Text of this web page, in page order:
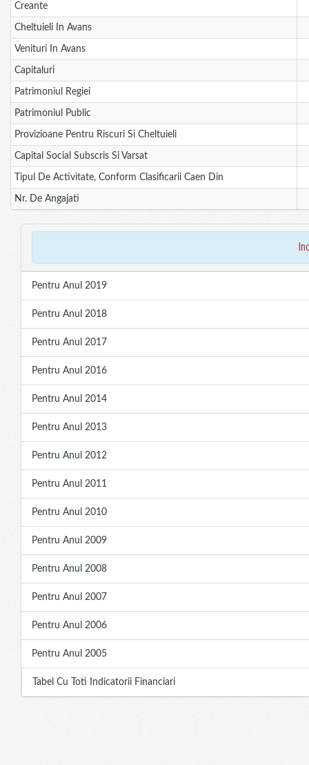
Creante
Cheltuieli In Avans
Venituri In Avans
Capitaluri
Patrimoniul Regiei
Patrimoniul Public
Provizioane Pentru Riscuri Si Cheltuieli
Capital Social Subscris Si Varsat
Tipul De Activitate, Conform Clasificarii Caen Din
Nr. De Angajati
Pentru Anul 2019
Pentru Anul 2018
Pentru Anul 2017
Pentru Anul 2016
Pentru Anul 2014
Pentru Anul 2013
Pentru Anul 2012
Pentru Anul 2011
Pentru Anul 2010
Pentru Anul 2009
Pentru Anul 2008
Pentru Anul 2007
Pentru Anul 2006
Pentru Anul 2005
Tabel Cu Toti Indicatorii Financiari